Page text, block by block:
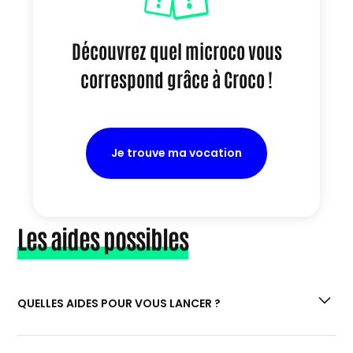
Découvrez quel microco vous
correspond grâce à Croco !
Je trouve ma vocation
Les aides possibles
QUELLES AIDES POUR VOUS LANCER ?